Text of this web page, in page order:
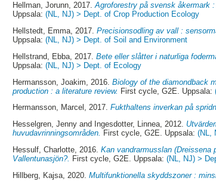
Hellman, Jorunn, 2017.Agroforestry på svensk åkermark
Uppsala:(NL, NJ) > Dept. of Crop Production Ecology
Hellstedt, Emma , 2017.Precisionsodling av vall :
Uppsala:(NL, NJ) > Dept. of Soil and Environment
Hellstrand, Ebba , 2017.Bete eller slåtter i naturliga
Uppsala:(NL, NJ) > Dept. of Ecology
Hermansson, Joakim , 2016.Biology of the diamondback
production : a literature review. First cycle, G2E. Uppsala:
Hermansson, Marcel , 2017.Fukthaltens inverkan på
Hesselgren, Jenny and Ingesdotter, Linnea, 2012.
huvudavrinningsområden. First cycle, G2E. Uppsala:(NL,
Hessulf, Charlotte , 2016.Kan vandrarmusslan
Vallentunasjön?. First cycle, G2E. Uppsala:(NL, NJ) >
Hillberg, Kajsa , 2020.Multifunktionella skyddszoner :